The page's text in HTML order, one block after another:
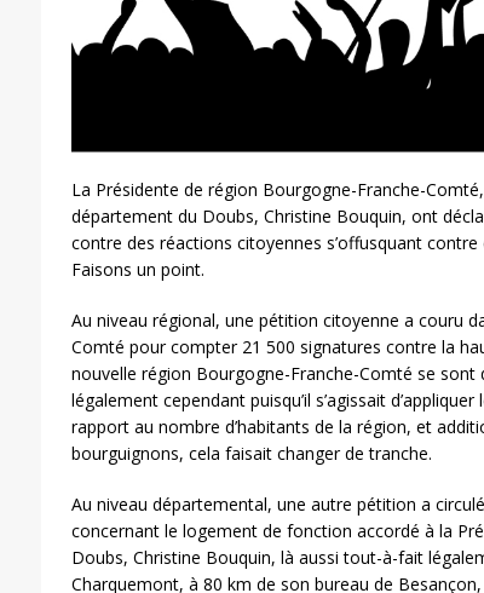
La Présidente de région Bourgogne-Franche-
département du Doubs, Christine Bouquin, ont
contre des réactions citoyennes s’offusquant
Faisons un point.
Au niveau régional, une pétition citoyenne a couru
Comté pour compter 21 500 signatures contre la
nouvelle région Bourgogne-Franche-Comté se
légalement cependant puisqu’il s’agissait
rapport au nombre d’habitants de la région, et
bourguignons, cela faisait changer de tranche.
Au niveau départemental, une autre pétition a
concernant le logement de fonction accordé à la
Doubs, Christine Bouquin, là aussi tout-à-fait
Charquemont, à 80 km de son bureau de